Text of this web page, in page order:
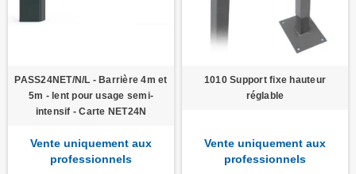
PASS24NET/N/L - Barrière 4m et
5m - lent pour usage semi-
intensif - Carte NET24N
Vente uniquement aux
professionnels
1010 Support fixe hauteur
réglable
Vente uniquement aux
professionnels